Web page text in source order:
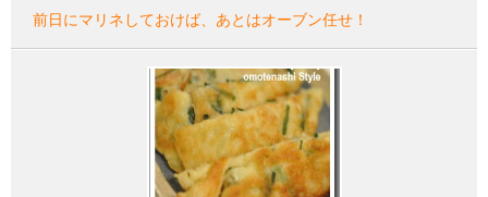
前日にマリネしておけば、あとはオーブン任せ！